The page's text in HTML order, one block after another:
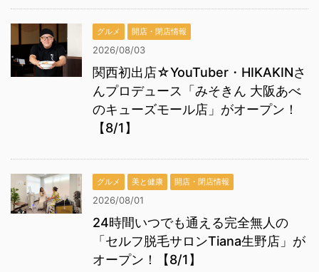
グルメ 開店・閉店情報
2026/08/03
関西初出店☆YouTuber・HIKAKINさ
んプロデュース「みそきん 大阪あべ
のキューズモール店」がオープン！
【8/1】
グルメ 美と健康 開店・閉店情報
2026/08/01
24時間いつでも通える完全無人の
「セルフ脱毛サロンTiana生野店」が
オープン！【8/1】